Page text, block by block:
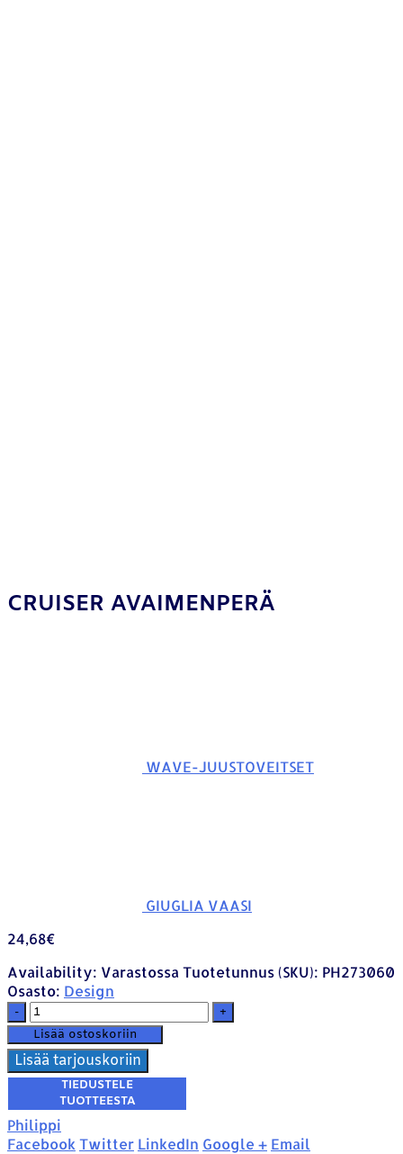
CRUISER AVAIMENPERÄ
WAVE-JUUSTOVEITSET
GIUGLIA VAASI
24,68€
Availability: Varastossa Tuotetunnus (SKU): PH273060
Osasto: Design
-
+
Lisää ostoskoriin
Lisää tarjouskoriin
Philippi
Facebook Twitter LinkedIn Google + Email